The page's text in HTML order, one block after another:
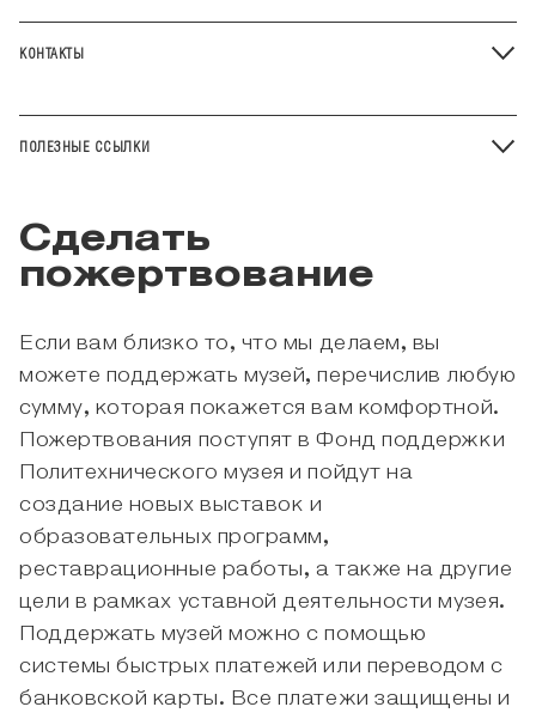
КОНТАКТЫ
ПОЛЕЗНЫЕ ССЫЛКИ
Сделать
пожертвование
Если вам близко то, что мы делаем, вы
можете поддержать музей, перечислив любую
сумму, которая покажется вам комфортной.
Пожертвования поступят в Фонд поддержки
Политехнического музея и пойдут на
создание новых выставок и
образовательных программ,
реставрационные работы, а также на другие
цели в рамках уставной деятельности музея.
Поддержать музей можно с помощью
системы быстрых платежей или переводом с
банковской карты. Все платежи защищены и